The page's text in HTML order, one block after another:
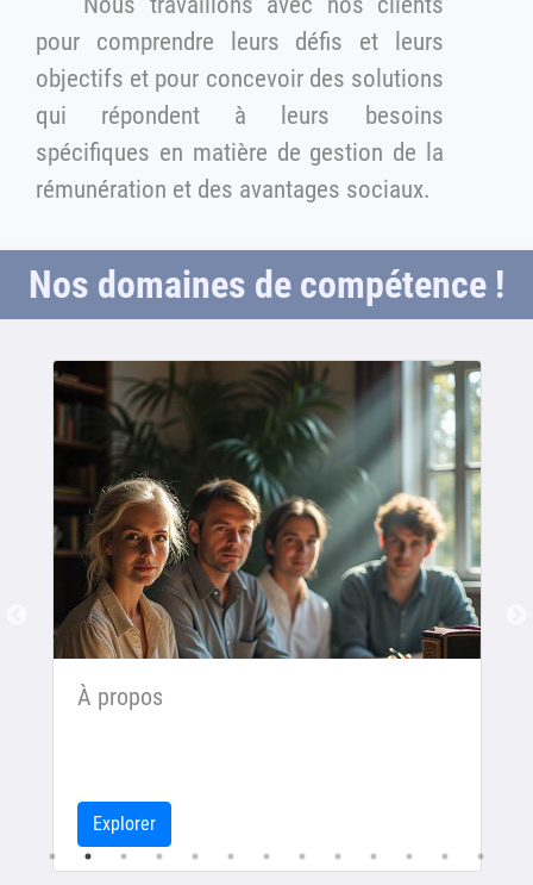
pour comprendre leurs défis et leurs
objectifs et pour concevoir des solutions
qui répondent à leurs besoins
spécifiques en matière de gestion de la
rémunération et des avantages sociaux.
Nos domaines de compétence !
À propos
Explorer